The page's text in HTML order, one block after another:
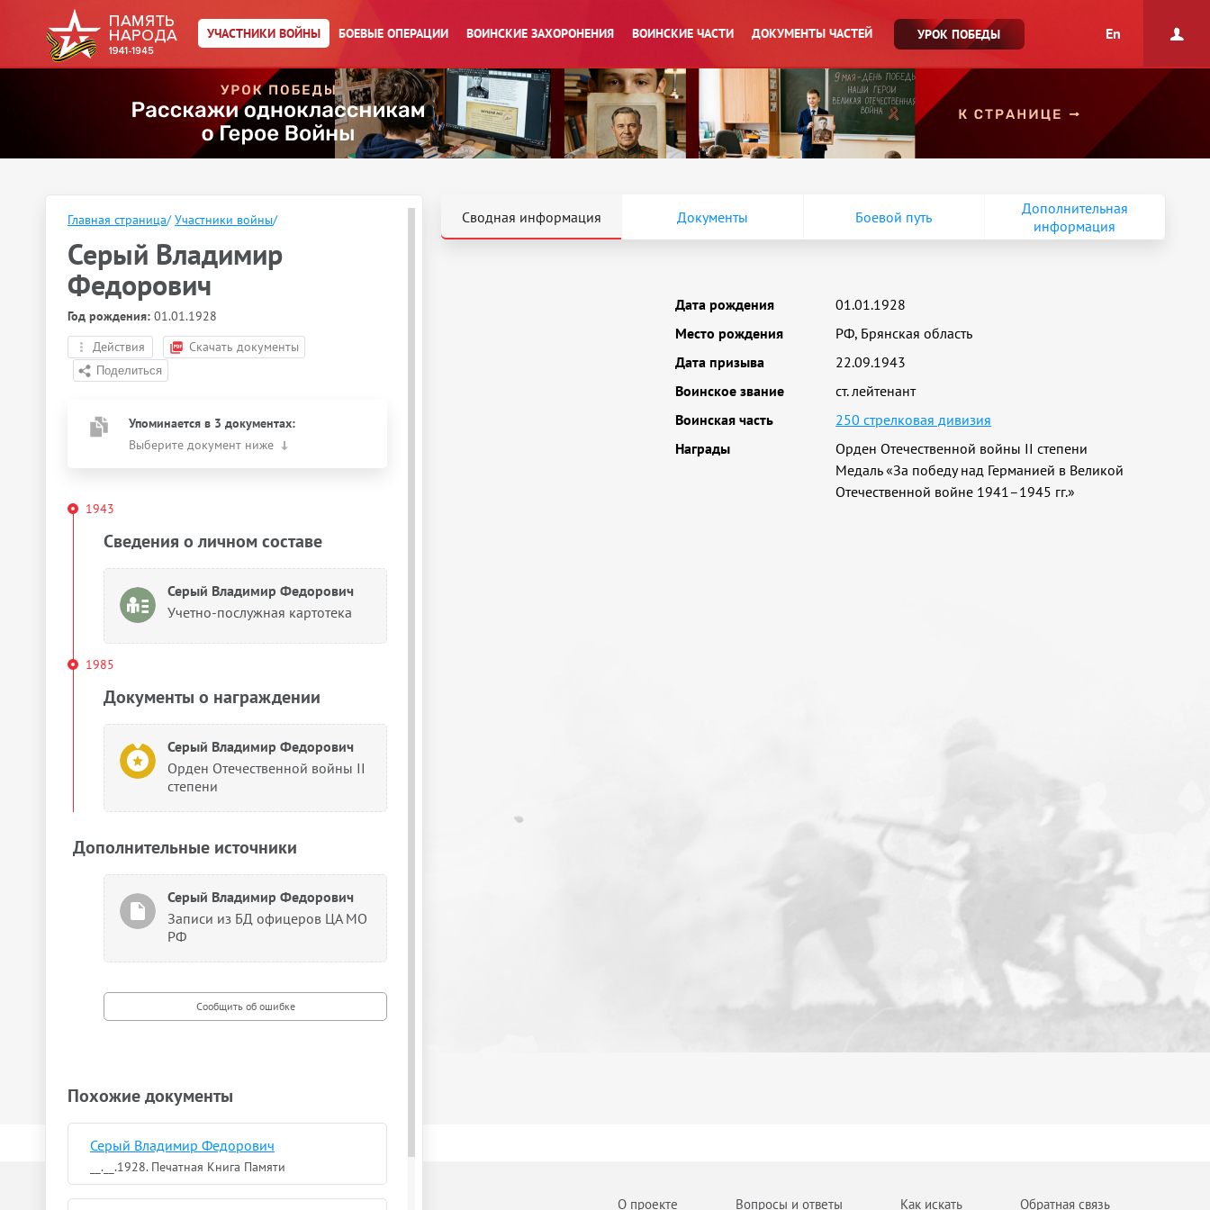
УЧАСТНИКИ ВОЙНЫ БОЕВЫЕ ОПЕРАЦИИ ВОИНСКИЕ ЗАХОРОНЕНИЯ ВОИНСКИЕ ЧАСТИ ДОКУМЕНТЫ ЧАСТЕЙ УРОК ПОБЕДЫ En
Главная страница/ Участники войны/
Серый Владимир
Федорович
Год рождения: 01.01.1928
Действия
Скачать документы
Упоминается в 3 документах:
Выберите документ ниже
1943
Сведения о личном составе
Серый Владимир Федорович
Учетно-послужная картотека
1985
Документы о награждении
Серый Владимир Федорович
Орден Отечественной войны II
степени
Дополнительные источники
Серый Владимир Федорович
Записи из БД офицеров ЦА МО
РФ
Похожие документы
Серый Владимир Федорович
__.__.1928. Печатная Книга Памяти
Сводная информация Документы Боевой путь
Дополнительная
информация
Дата рождения
01.01.1928
Место рождения
РФ, Брянская область
Дата призыва
22.09.1943
Воинское звание
ст. лейтенант
Воинская часть
250 стрелковая дивизия
Награды
Орден Отечественной войны II степени
Медаль «За победу над Германией в Великой
Отечественной войне 1941–1945 гг.»
О проекте Вопросы и ответы Как искать Обратная связь